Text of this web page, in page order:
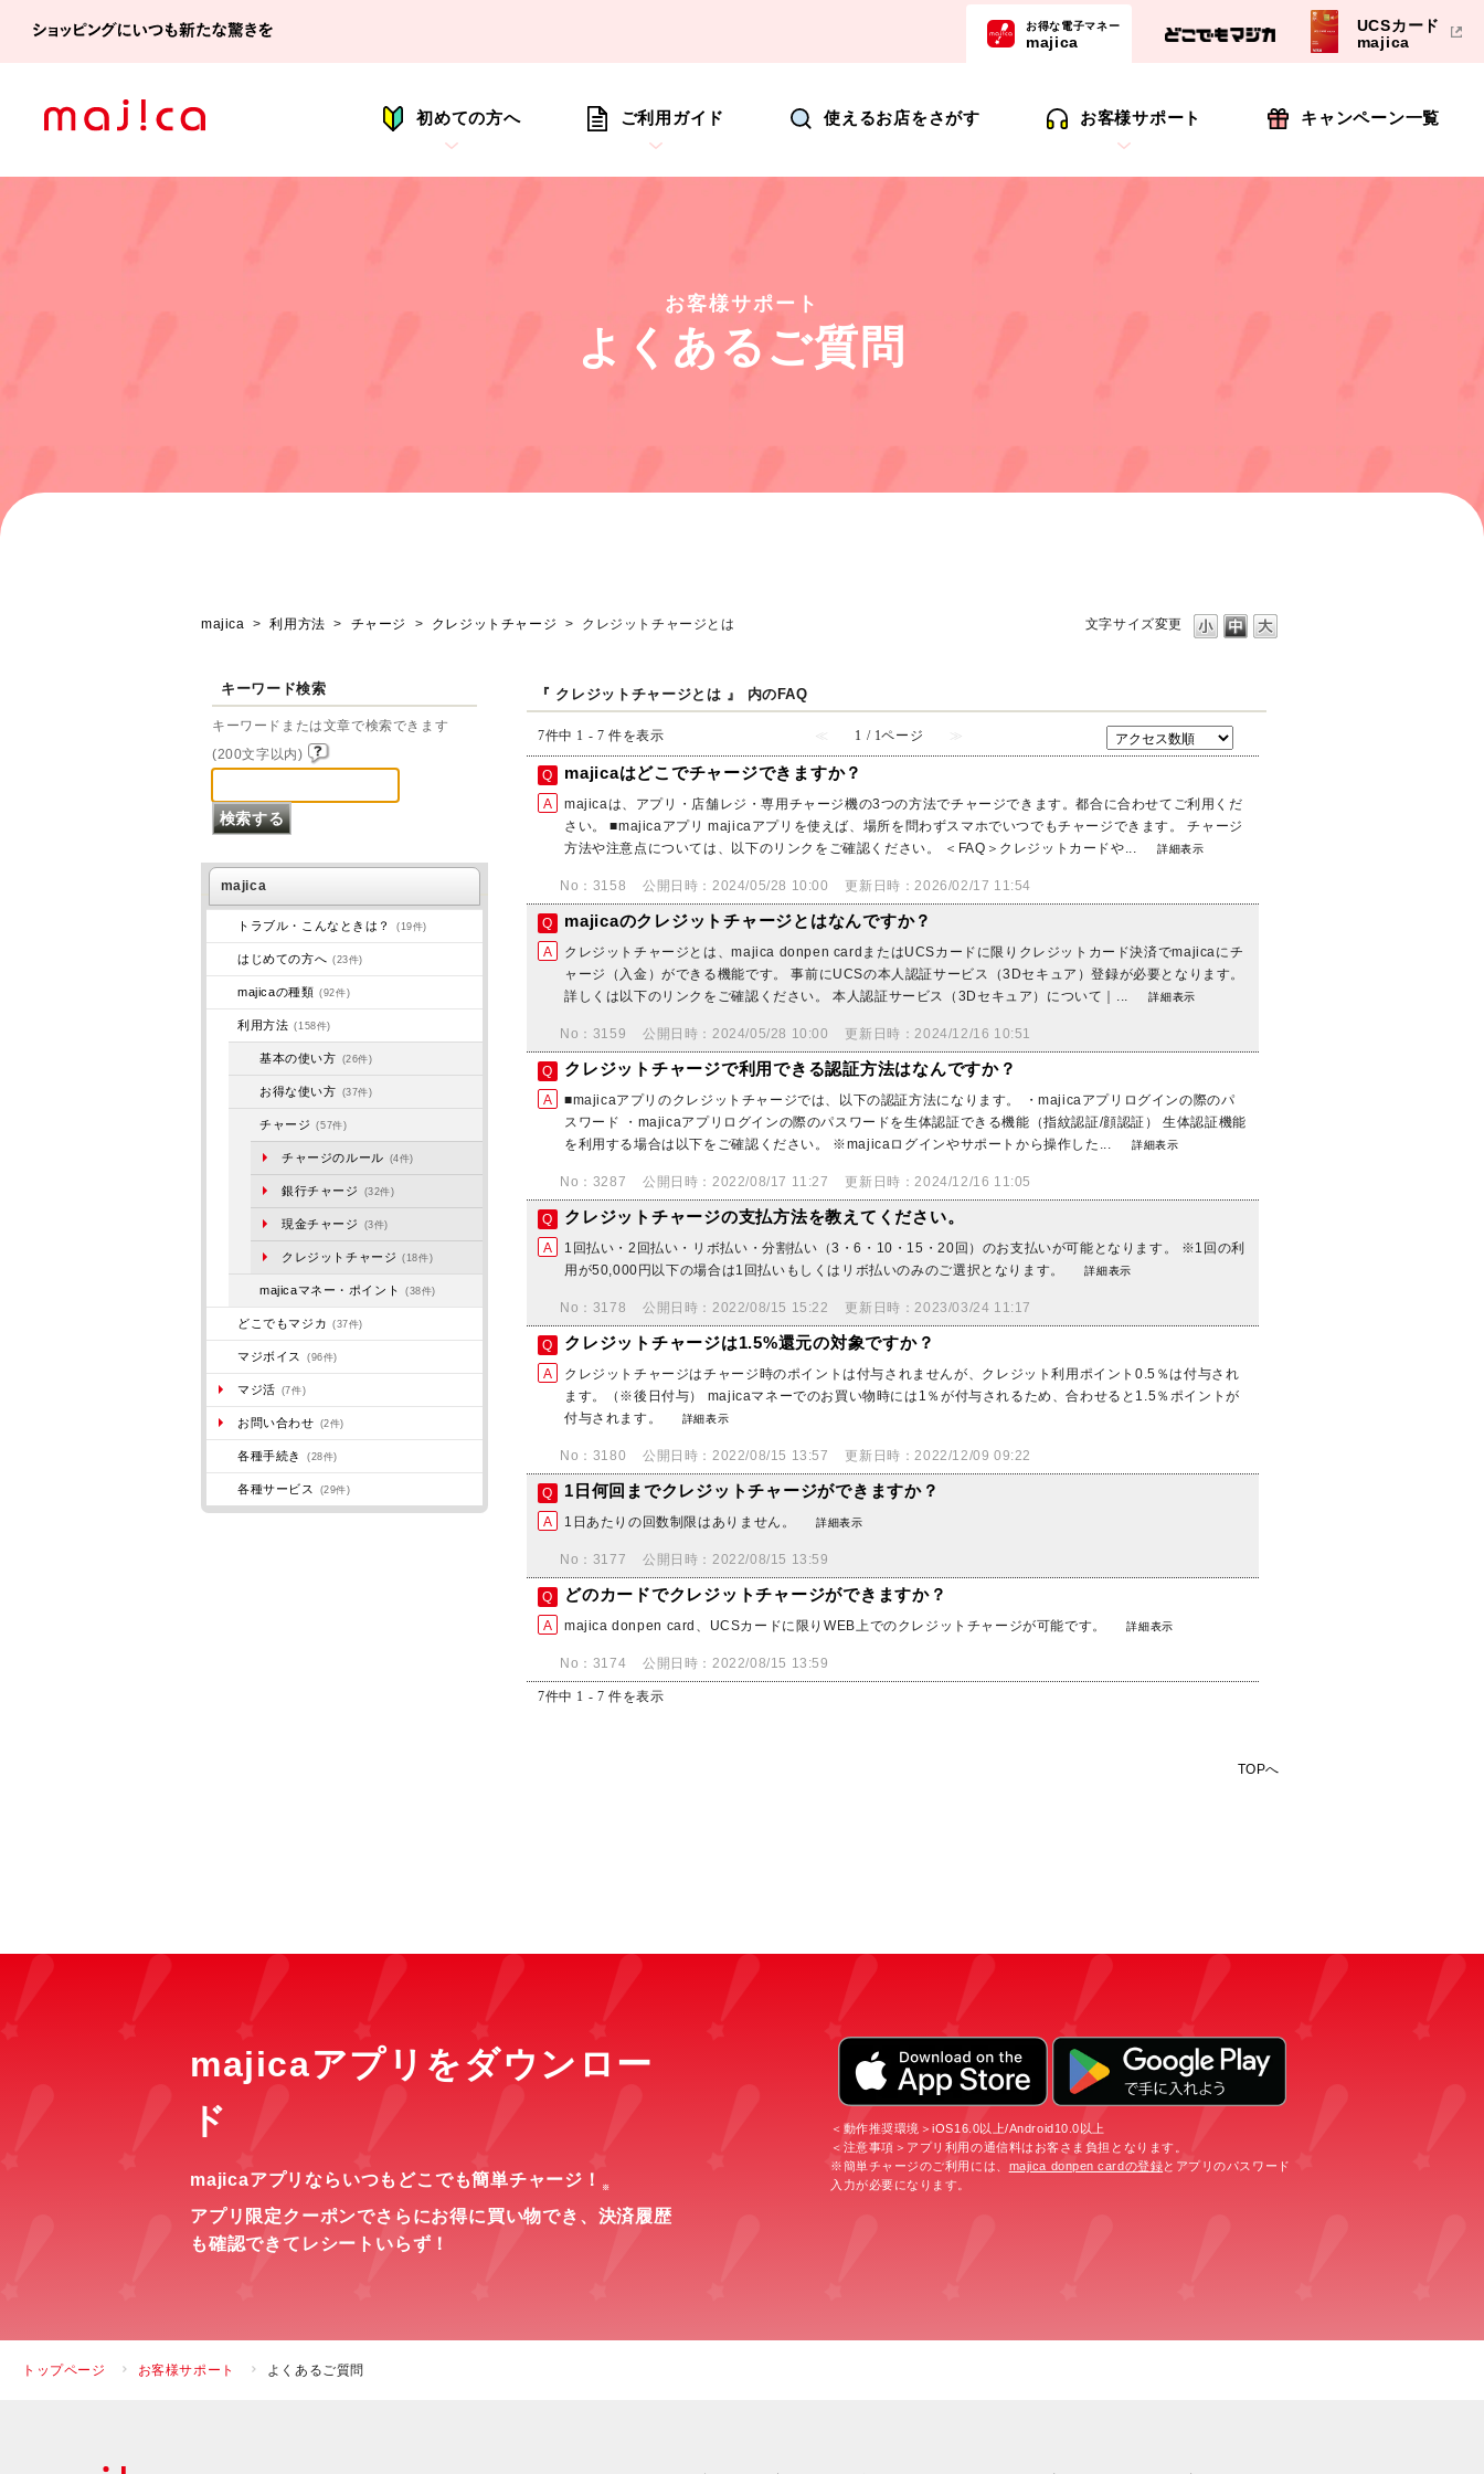
お得な電子マネー
majica
UCSカード
majica
初めての方へ ご利用ガイド 使えるお店をさがす お客様サポート キャンペーン一覧
お客様サポート
よくあるご質問
文字サイズ変更
majica > 利用方法 > チャージ > クレジットチャージ > クレジットチャージとは
キーワード検索
キーワードまたは文章で検索できます
(200文字以内)
majica
トラブル・こんなときは？ (19件)
はじめての方へ (23件)
majicaの種類 (92件)
利用方法 (158件)
基本の使い方 (26件)
お得な使い方 (37件)
チャージ (57件)
チャージのルール (4件)
銀行チャージ (32件)
現金チャージ (3件)
クレジットチャージ (18件)
majicaマネー・ポイント (38件)
どこでもマジカ (37件)
マジボイス (96件)
マジ活 (7件)
お問い合わせ (2件)
各種手続き (28件)
各種サービス (29件)
『 クレジットチャージとは 』 内のFAQ
7件中 1 - 7 件を表示 ≪ 1 / 1ページ ≫
majicaはどこでチャージできますか？
majicaは、アプリ・店舗レジ・専用チャージ機の3つの方法でチャージできます。都合に合わせてご利用くだ
さい。 ■majicaアプリ majicaアプリを使えば、場所を問わずスマホでいつでもチャージできます。 チャージ
方法や注意点については、以下のリンクをご確認ください。 ＜FAQ＞クレジットカードや...
詳細表示
No：3158 公開日時：2024/05/28 10:00 更新日時：2026/02/17 11:54
majicaのクレジットチャージとはなんですか？
クレジットチャージとは、majica donpen cardまたはUCSカードに限りクレジットカード決済でmajicaにチ
ャージ（入金）ができる機能です。 事前にUCSの本人認証サービス（3Dセキュア）登録が必要となります。
詳しくは以下のリンクをご確認ください。 本人認証サービス（3Dセキュア）について｜...
詳細表示
No：3159 公開日時：2024/05/28 10:00 更新日時：2024/12/16 10:51
クレジットチャージで利用できる認証方法はなんですか？
■majicaアプリのクレジットチャージでは、以下の認証方法になります。 ・majicaアプリログインの際のパ
スワード ・majicaアプリログインの際のパスワードを生体認証できる機能（指紋認証/顔認証） 生体認証機能
を利用する場合は以下をご確認ください。 ※majicaログインやサポートから操作した...
詳細表示
No：3287 公開日時：2022/08/17 11:27 更新日時：2024/12/16 11:05
クレジットチャージの支払方法を教えてください。
1回払い・2回払い・リボ払い・分割払い（3・6・10・15・20回）のお支払いが可能となります。 ※1回の利
用が50,000円以下の場合は1回払いもしくはリボ払いのみのご選択となります。
詳細表示
No：3178 公開日時：2022/08/15 15:22 更新日時：2023/03/24 11:17
クレジットチャージは1.5%還元の対象ですか？
クレジットチャージはチャージ時のポイントは付与されませんが、クレジット利用ポイント0.5％は付与され
ます。（※後日付与） majicaマネーでのお買い物時には1％が付与されるため、合わせると1.5％ポイントが
付与されます。
詳細表示
No：3180 公開日時：2022/08/15 13:57 更新日時：2022/12/09 09:22
1日何回までクレジットチャージができますか？
1日あたりの回数制限はありません。 詳細表示
No：3177 公開日時：2022/08/15 13:59
どのカードでクレジットチャージができますか？
majica donpen card、UCSカードに限りWEB上でのクレジットチャージが可能です。 詳細表示
No：3174 公開日時：2022/08/15 13:59
7件中 1 - 7 件を表示
TOPへ
majicaアプリをダウンロー
ド
majicaアプリならいつもどこでも簡単チャージ！ ※
アプリ限定クーポンでさらにお得に買い物でき、 決済履歴
も確認できてレシートいらず！
＜動作推奨環境＞iOS16.0以上/Android10.0以上
＜注意事項＞アプリ利用の通信料はお客さま負担となります。
※簡単チャージのご利用には、 majica donpen cardの登録とアプリのパスワード
入力が必要になります。
トップページ お客様サポート よくあるご質問